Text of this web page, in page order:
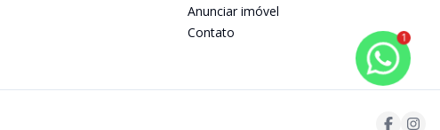
Anunciar imóvel
Contato
1